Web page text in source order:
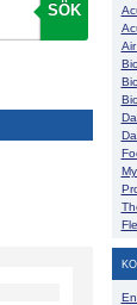
SÖK